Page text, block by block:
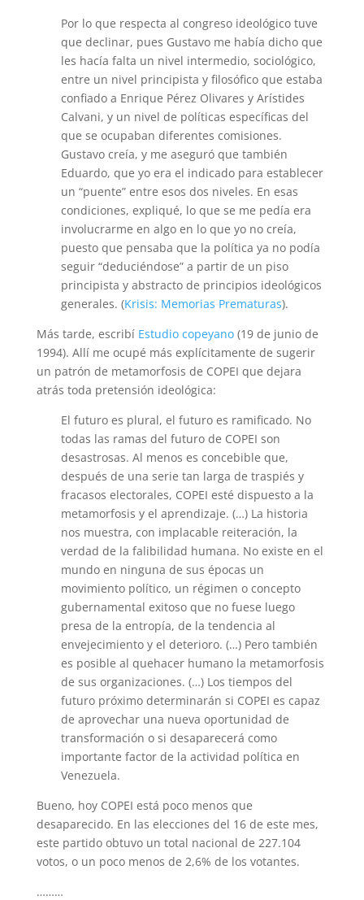
Por lo que respecta al congreso ideológico tuve
que declinar, pues Gustavo me había dicho que
les hacía falta un nivel intermedio, sociológico,
entre un nivel principista y filosófico que estaba
confiado a Enrique Pérez Olivares y Arístides
Calvani, y un nivel de políticas específicas del
que se ocupaban diferentes comisiones.
Gustavo creía, y me aseguró que también
Eduardo, que yo era el indicado para establecer
un “puente” entre esos dos niveles. En esas
condiciones, expliqué, lo que se me pedía era
involucrarme en algo en lo que yo no creía,
puesto que pensaba que la política ya no podía
seguir “deduciéndose” a partir de un piso
principista y abstracto de principios ideológicos
generales. (Krisis: Memorias Prematuras).
Más tarde, escribí Estudio copeyano(19 de junio de
1994). Allí me ocupé más explícitamente de sugerir
un patrón de metamorfosis de COPEI que dejara
atrás toda pretensión ideológica:
El futuro es plural, el futuro es ramificado. No
todas las ramas del futuro de COPEI son
desastrosas. Al menos es concebible que,
después de una serie tan larga de traspiés y
fracasos electorales, COPEI esté dispuesto a la
metamorfosis y el aprendizaje. (…) La historia
nos muestra, con implacable reiteración, la
verdad de la falibilidad humana. No existe en el
mundo en ninguna de sus épocas un
movimiento político, un régimen o concepto
gubernamental exitoso que no fuese luego
presa de la entropía, de la tendencia al
envejecimiento y el deterioro. (…) Pero también
es posible al quehacer humano la metamorfosis
de sus organizaciones. (…) Los tiempos del
futuro próximo determinarán si COPEI es capaz
de aprovechar una nueva oportunidad de
transformación o si desaparecerá como
importante factor de la actividad política en
Venezuela.
Bueno, hoy COPEI está poco menos que
desaparecido. En las elecciones del 16 de este mes,
este partido obtuvo un total nacional de 227.104
votos, o un poco menos de 2,6% de los votantes.
………